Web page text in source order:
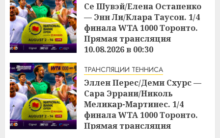
Се Шувэй/Елена Остапенко
— Энн Ли/Клара Таусон. 1/4
финала WTA 1000 Торонто.
Прямая трансляция
10.08.2026 в 00:30
ТРАНСЛЯЦИИ ТЕННИСА
Эллен Перес/Деми Схурс —
Сара Эррани/Николь
Меликар-Мартинес. 1/4
финала WTA 1000 Торонто.
Прямая трансляция